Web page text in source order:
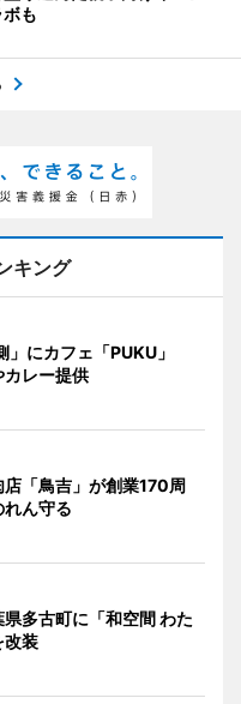
も
キング
」にカフェ「PUKU」
カレー提供
「鳥吉」が創業170周
ん守る
多古町に「和空間 わた
装